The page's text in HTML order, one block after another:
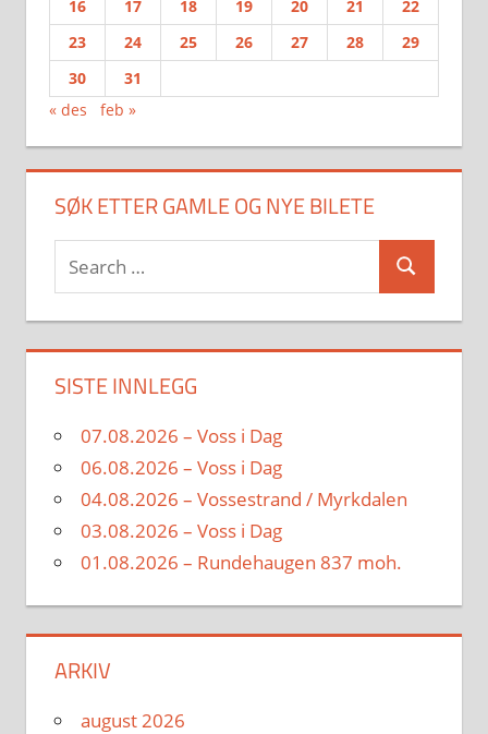
16
17 18 19 20 21
22
23
24 25 26 27 28
29
30
31
« des
feb »
SØK ETTER GAMLE OG NYE BILETE
Search
for:
Search
SISTE INNLEGG
07.08.2026 – Voss i Dag
06.08.2026 – Voss i Dag
04.08.2026 – Vossestrand / Myrkdalen
03.08.2026 – Voss i Dag
01.08.2026 – Rundehaugen 837 moh.
ARKIV
august 2026